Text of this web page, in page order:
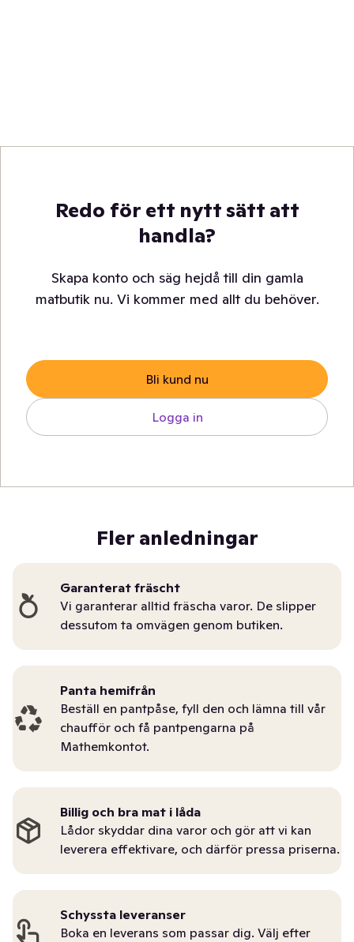
Redo för ett nytt sätt att
handla?
Skapa konto och säg hejdå till din gamla
matbutik nu. Vi kommer med allt du behöver.
Bli kund nu
Logga in
Fler anledningar
Garanterat fräscht
Vi garanterar alltid fräscha varor. De slipper
dessutom ta omvägen genom butiken.
Panta hemifrån
Beställ en pantpåse, fyll den och lämna till vår
chaufför och få pantpengarna på
Mathemkontot.
Billig och bra mat i låda
Lådor skyddar dina varor och gör att vi kan
leverera effektivare, och därför pressa priserna.
Schyssta leveranser
Boka en leverans som passar dig. Välj efter